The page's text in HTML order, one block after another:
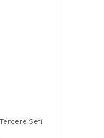
Tencere Seti